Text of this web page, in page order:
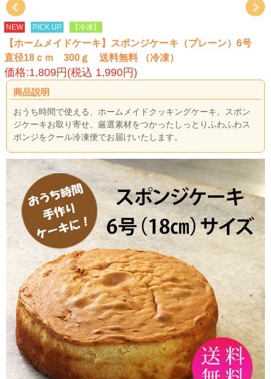
NEW PICK UP 【冷凍】
【ホームメイドケーキ】スポンジケーキ（プレーン）6号
直径18ｃｍ 300ｇ 送料無料 （冷凍）
価格:1,809円(税込 1,990円)
商品説明
おうち時間で使える、ホームメイドクッキングケーキ。スポン
ジケーキお取り寄せ。厳選素材をつかったしっとりふわふわス
ポンジをクール冷凍便でお届けいたします。